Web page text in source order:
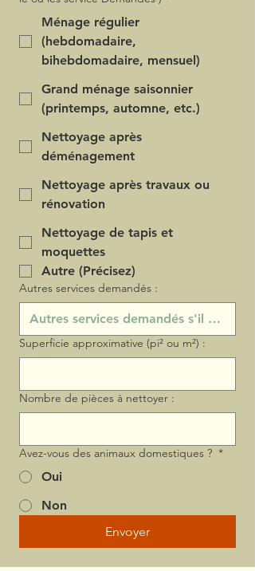
Ménage régulier
(hebdomadaire,
bihebdomadaire, mensuel)
Grand ménage saisonnier
(printemps, automne, etc.)
Nettoyage après
déménagement
Nettoyage après travaux ou
rénovation
Nettoyage de tapis et
moquettes
Autre (Précisez)
Autres services demandés :
Superficie approximative (pi² ou m²) :
Nombre de pièces à nettoyer :
Avez-vous des animaux domestiques ? *
Oui
Non
Envoyer